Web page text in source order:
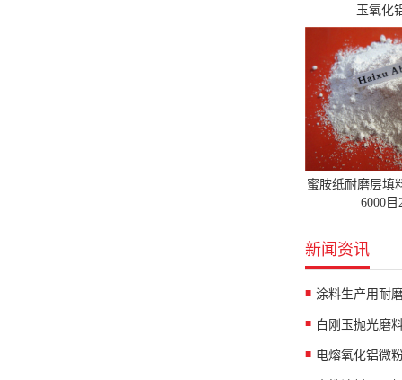
玉氧化
蜜胺纸耐磨层填
6000目
新闻资讯
涂料生产用耐
白刚玉抛光磨